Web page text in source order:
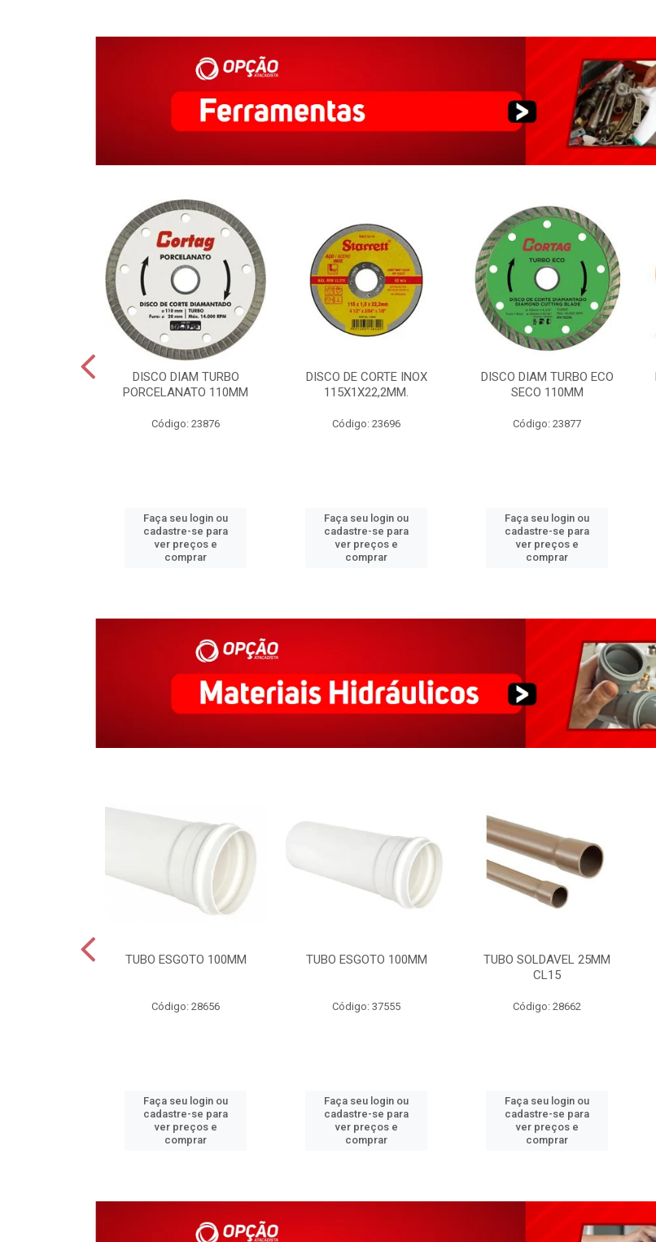
DISCO DIAM TURBO
PORCELANATO 110MM
Código: 23876
Faça seu login ou
cadastre-se para
ver preços e
comprar
DISCO DE CORTE INOX
115X1X22,2MM.
Código: 23696
Faça seu login ou
cadastre-se para
ver preços e
comprar
DISCO DIAM TURBO ECO
SECO 110MM
Código: 23877
Faça seu login ou
cadastre-se para
ver preços e
comprar
TUBO ESGOTO 100MM
Código: 28656
Faça seu login ou
cadastre-se para
ver preços e
comprar
TUBO ESGOTO 100MM
Código: 37555
Faça seu login ou
cadastre-se para
ver preços e
comprar
TUBO SOLDAVEL 25MM
CL15
Código: 28662
Faça seu login ou
cadastre-se para
ver preços e
comprar